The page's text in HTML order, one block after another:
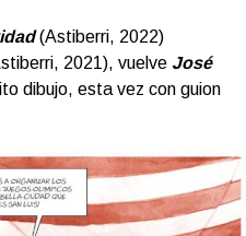
(Astiberri, 2022)
2021), vuelve José
dibujo, esta vez con guion